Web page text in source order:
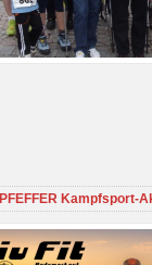
PFEFFER Kampfsport-